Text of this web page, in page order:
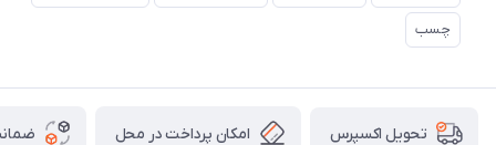
چسب
تحویل اکسپرس امکان پرداخت در محل